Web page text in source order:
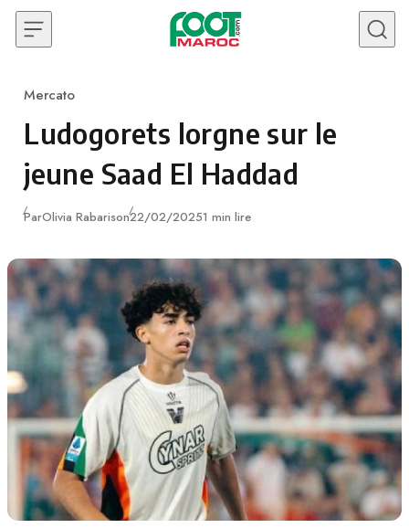
Skip to content
Category
Mercato
Ludogorets lorgne sur le
jeune Saad El Haddad
ParOlivia RabarisonPublié
22/02/20251 min lire